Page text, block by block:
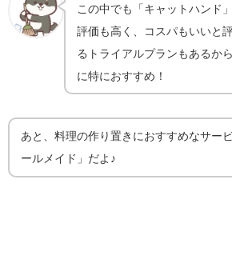
この中でも「キャットハンド」
評価も高く、コスパもいいと
るトライアルプランもあるから
に特におすすめ！
あと、料理の作り置きにおすすめなサー
ールメイド」だよ♪